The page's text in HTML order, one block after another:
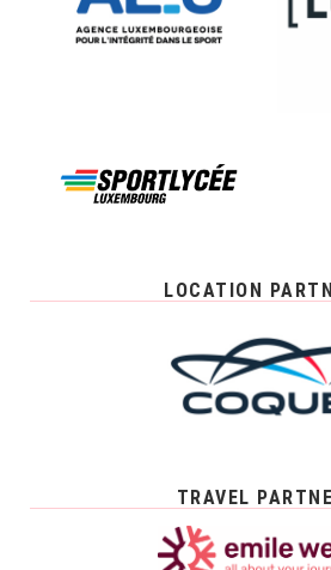
LOCATION
TRAVEL